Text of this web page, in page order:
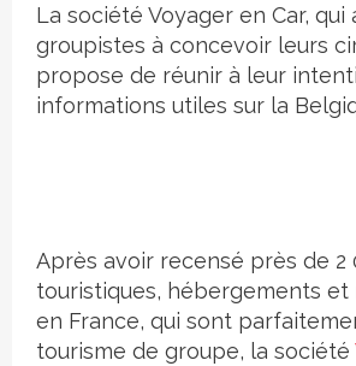
Crédit photo
La société Voyager en Car, qui
groupistes à concevoir leurs
propose de réunir à leur
informations utiles sur la
Après avoir recensé près de 2
touristiques, hébergements et
en France, qui sont
tourisme de groupe, la société